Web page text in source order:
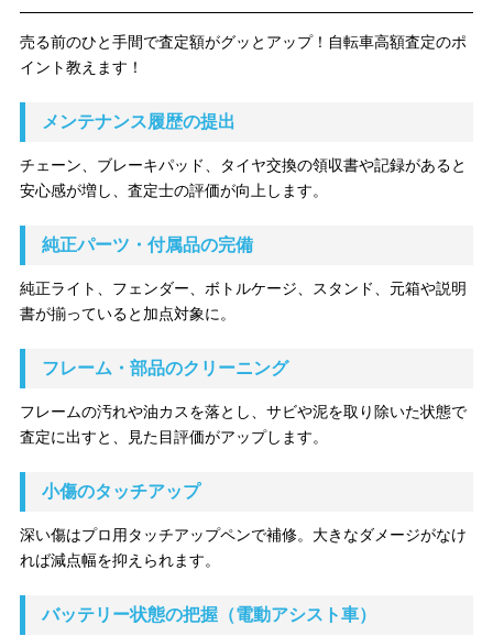
売る前のひと手間で査定額がグッとアップ！自転車高額査定のポ
イント教えます！
メンテナンス履歴の提出
チェーン、ブレーキパッド、タイヤ交換の領収書や記録があると
安心感が増し、査定士の評価が向上します。
純正パーツ・付属品の完備
純正ライト、フェンダー、ボトルケージ、スタンド、元箱や説明
書が揃っていると加点対象に。
フレーム・部品のクリーニング
フレームの汚れや油カスを落とし、サビや泥を取り除いた状態で
査定に出すと、見た目評価がアップします。
小傷のタッチアップ
深い傷はプロ用タッチアップペンで補修。大きなダメージがなけ
れば減点幅を抑えられます。
バッテリー状態の把握（電動アシスト車）